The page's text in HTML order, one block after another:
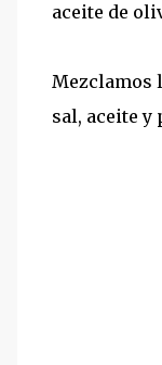
aceite de
Mezclamos
sal, aceite y